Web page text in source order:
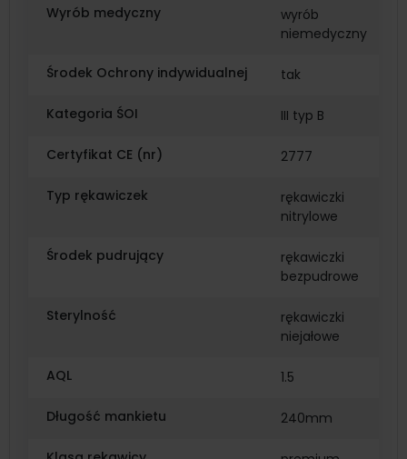
Wyrób medyczny
wyrób
niemedyczny
Środek Ochrony indywidualnej tak
Kategoria ŚOI III typ B
Certyfikat CE (nr) 2777
Typ rękawiczek
rękawiczki
nitrylowe
Środek pudrujący
rękawiczki
bezpudrowe
Sterylność
rękawiczki
niejałowe
AQL 1.5
Długość mankietu 240mm